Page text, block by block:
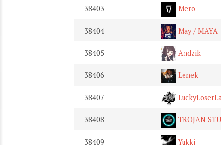
38403 Mero
38404 May / MAYA
38405 Andzik
38406 Lenek
38407
38408 TROJAN
38409 Yukki